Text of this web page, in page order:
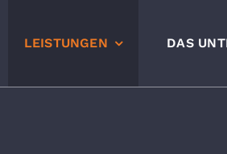
LEISTUNGEN DAS